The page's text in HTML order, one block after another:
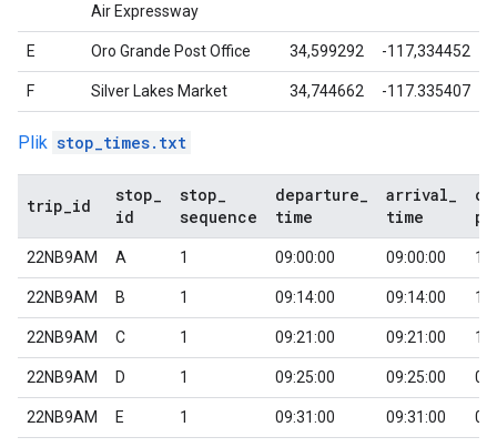
Air Expressway
E Oro Grande Post Office 34,599292 -117,334452
F Silver Lakes Market 34,744662 -117.335407
Plik stop_times.txt
trip id
stop
id
stop
sequence
departure
time
arrival
time
22NB9AM A 1 09:00:00 09:00:00 1
22NB9AM B 1 09:14:00 09:14:00 1
22NB9AM C 1 09:21:00 09:21:00 1
22NB9AM D 1 09:25:00 09:25:00 0
22NB9AM E 1 09:31:00 09:31:00 0